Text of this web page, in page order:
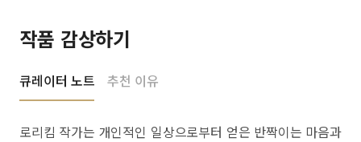
작품 감상하기
큐레이터 노트 추천 이유
로리킴 작가는 개인적인 일상으로부터 얻은 반짝이는 마음과